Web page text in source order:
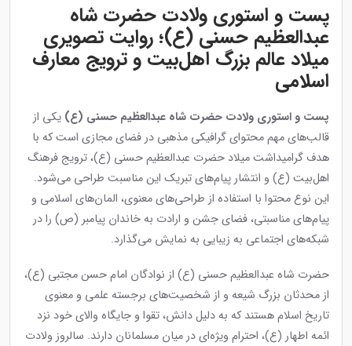
پست و استوری ولادت حضرت شاه
عبدالعظیم حسنی (ع)؛ روایت تصویری
میلاد عالم بزرگ اهل‌بیت و ترویج معارف
اسلامی
پست و استوری ولادت حضرت شاه عبدالعظیم حسنی (ع) یکی از
قالب‌های مهم محتوای گرافیکی مذهبی در فضای مجازی است که با
هدف گرامیداشت میلاد حضرت عبدالعظیم حسنی (ع)، ترویج فرهنگ
اهل‌بیت (ع) و انتشار پیام‌های تبریک این مناسبت طراحی می‌شود.
این نوع محتوا با استفاده از طراحی‌های معنوی، المان‌های اسلامی و
پیام‌های مناسبتی، فضای جشن و ارادت به خاندان پیامبر (ص) را در
شبکه‌های اجتماعی به زیبایی به نمایش می‌گذارد.
حضرت شاه عبدالعظیم حسنی (ع) از نوادگان امام حسن مجتبی (ع)،
از محدثان بزرگ شیعه و از شخصیت‌های برجسته علمی و معنوی
تاریخ اسلام هستند که به دلیل دانش، تقوا و جایگاه والای خود نزد
ائمه اطهار (ع)، احترام ویژه‌ای در میان مسلمانان دارند. سالروز ولادت